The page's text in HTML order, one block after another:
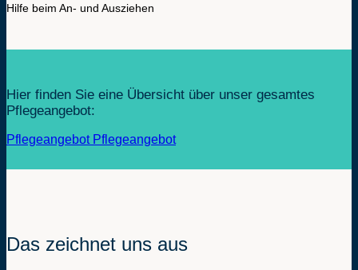
Hilfe beim An- und Ausziehen
Hier finden Sie eine Übersicht über unser gesamtes
Pflegeangebot:
Pflegeangebot Pflegeangebot
Das zeichnet uns aus